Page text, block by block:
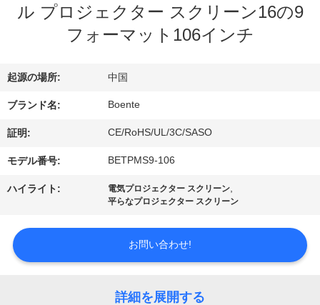
達
つ
い
て
工
旅
ル プロジェクター スクリーン16の9
フォーマット106インチ
起源の場所: 中国
ブランド名: Boente
証明: CE/RoHS/UL/3C/SASO
モデル番号: BETPMS9-106
ハイライト: 電気プロジェクター スクリーン,
平らなプロジェクター スクリーン
お問い合わせ!
詳細を展開する